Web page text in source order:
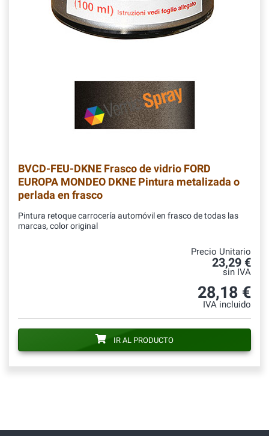
BVCD-FEU-DKNE Frasco de vidrio FORD
EUROPA MONDEO DKNE Pintura metalizada o
perlada en frasco
Pintura retoque carrocería automóvil en frasco de todas las
marcas, color original
Precio Unitario
23,29 €
sin IVA
28,18 €
IVA incluido
IR AL PRODUCTO